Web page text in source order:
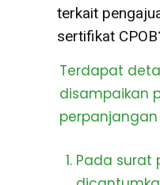
terkait
sertifikat
Terdapat
disampaikan
Pada surat